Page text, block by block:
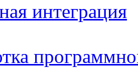
интеграция